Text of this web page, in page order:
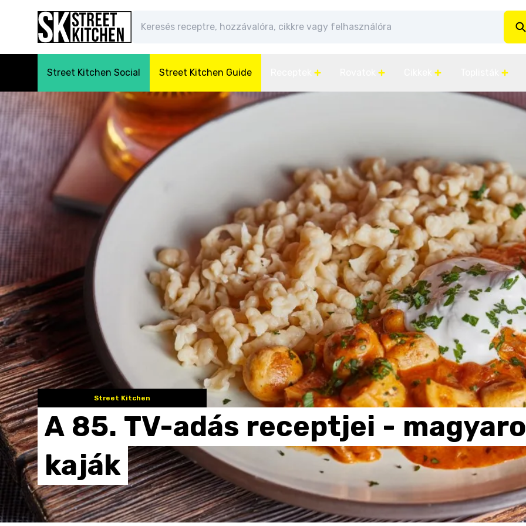
Street Kitchen Social Street Kitchen Guide
Street Kitchen
A 85. TV-adás receptjei -
kaják